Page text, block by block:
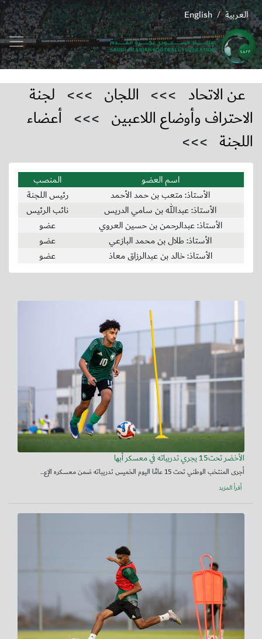
English / العربية
عن الاتحاد >>> اللجان >>> لجنة
الاحتراف وأوضاع اللاعبين >>> أعضاء
اللجنة >>>
اسم العضو
المنصب
الأستاذ: متعب بن حمد الأحمد
رئيس اللجنة
الأستاذ: عبدالله بن سامي الدريس
نائب الرئيس
الأستاذ: عبدالرحمن بن حسين العروي
عضو
الأستاذ: طلال بن محمد البازعي
عضو
الأستاذ: خالد بن عبدالرزاق معاذ
عضو
الأخضر تحت15 يجري تدريباته في معسكر أبها
أجرى المنتخب الوطني تحت 15 عامًا اليوم الخميس تدريباته ضمن معسكره الإع...
أقرأ المزيد